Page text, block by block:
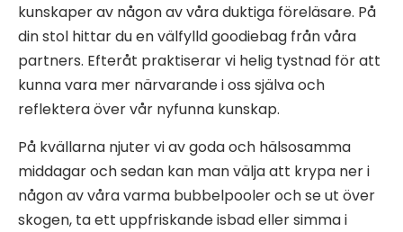
kunskaper av någon av våra duktiga föreläsare. På
din stol hittar du en välfylld goodiebag från våra
partners. Efteråt praktiserar vi helig tystnad för att
kunna vara mer närvarande i oss själva och
reflektera över vår nyfunna kunskap.
På kvällarna njuter vi av goda och hälsosamma
middagar och sedan kan man välja att krypa ner i
någon av våra varma bubbelpooler och se ut över
skogen, ta ett uppfriskande isbad eller simma i